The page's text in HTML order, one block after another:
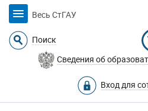
Весь СтГАУ
Поиск
Сведения об
Вход для